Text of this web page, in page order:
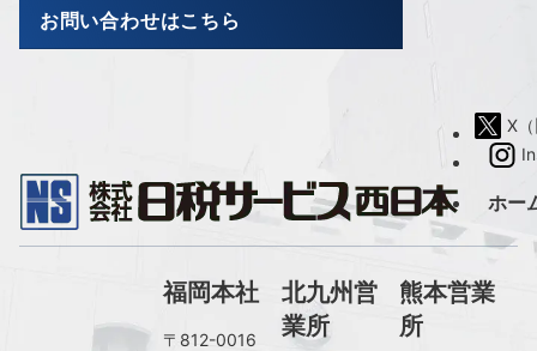
お問い合わせはこちら
X
ホー
福岡本社
〒812-0016
北九州営
業所
熊本営業
所